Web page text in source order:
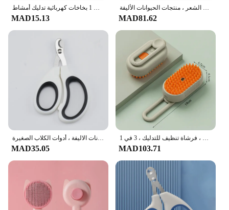
القط الكلب فرشاة البخار فرشاة البخار بخاخ كهربائي لتدليك الحيوانات الأليفة أداة تهذيب الحيوانات الأليفة تساقط 3 في 1 بخاخات كهربائية تدليك أمشاط
MAD15.13
مشط إزالة شعر القطط المقاوم للصدأ على الوجهين ، قاطع عقدة الفرو ، أدوات التخلص من الشعر ، منتجات الحيوانات الأليفة
MAD81.62
مقص اظافر القط المحترف ، مقص اظافر للكلب الاليفة ، مقص اصابع مخلب اصابع ، منتجات لوازم التجميل للحيوانات الاليفة ، أدوات الكلاب الصغيرة
MAD35.05
بخاخ كهربائي مشط تدليك الحيوانات الأليفة ، فرشاة شعر القطط ، شعر مضاد للطيران ، فرشاة تنظيف للتدليك ، 3 في 1
MAD103.71